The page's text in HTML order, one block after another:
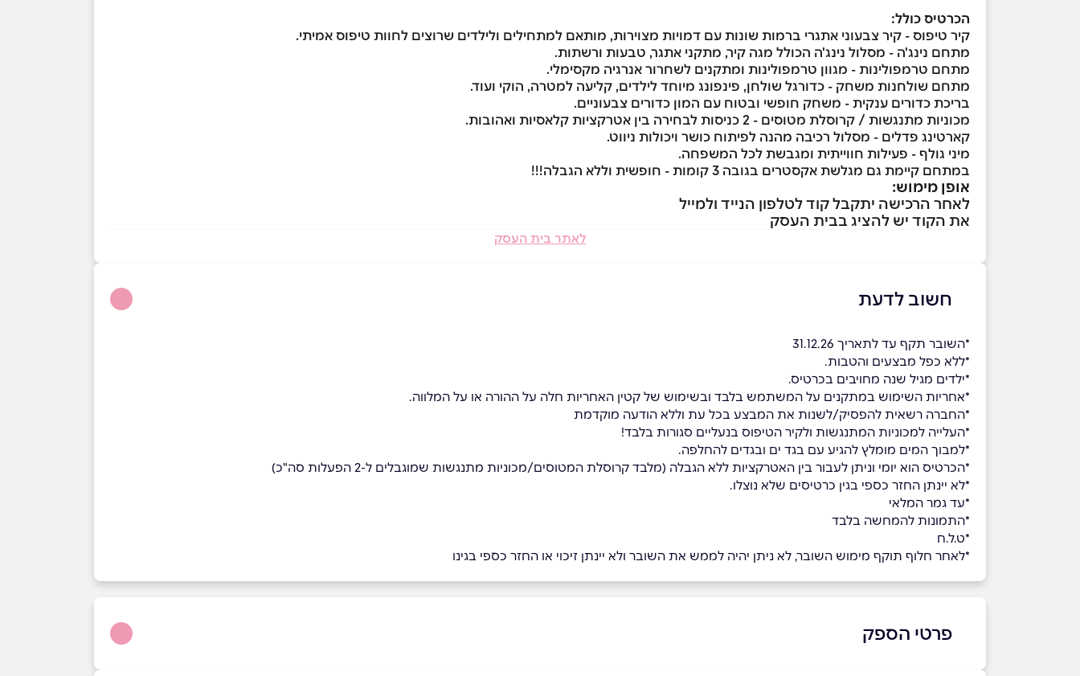
הכרטיס כולל:
קיר טיפוס - קיר צבעוני אתגרי ברמות שונות עם דמויות מצוירות, מותאם למתחילים ולילדים שרוצים לחוות טיפוס אמיתי.
מתחם נינג'ה - מסלול נינג'ה הכולל מגה קיר, מתקני אתגר, טבעות ורשתות.
מתחם טרמפולינות - מגוון טרמפולינות ומתקנים לשחרור אנרגיה מקסימלי.
מתחם שולחנות משחק - כדורגל שולחן, פינפונג מיוחד לילדים, קליעה למטרה, הוקי ועוד.
בריכת כדורים ענקית - משחק חופשי ובטוח עם המון כדורים צבעוניים.
מכוניות מתנגשות / קרוסלת מטוסים - 2 כניסות לבחירה בין אטרקציות קלאסיות ואהובות.
קארטינג פדלים - מסלול רכיבה מהנה לפיתוח כושר ויכולות ניווט.
מיני גולף - פעילות חווייתית ומגבשת לכל המשפחה.
במתחם קיימת גם מגלשת אקסטרים בגובה 3 קומות - חופשית וללא הגבלה!!!
אופן מימוש:
לאחר הרכישה יתקבל קוד לטלפון הנייד ולמייל
את הקוד יש להציג בבית העסק
לאתר בית העסק
חשוב לדעת
*השובר תקף עד לתאריך 31.12.26
*ללא כפל מבצעים והטבות.
*ילדים מגיל שנה מחויבים בכרטיס.
*אחריות השימוש במתקנים על המשתמש בלבד ובשימוש של קטין האחריות חלה על ההורה או על המלווה.
*החברה רשאית להפסיק/לשנות את המבצע בכל עת וללא הודעה מוקדמת
*העלייה למכוניות המתנגשות ולקיר הטיפוס בנעליים סגורות בלבד!
*למבוך המים מומלץ להגיע עם בגד ים ובגדים להחלפה.
*הכרטיס הוא יומי וניתן לעבור בין האטרקציות ללא הגבלה (מלבד קרוסלת המטוסים/מכוניות מתנגשות שמוגבלים ל-2 הפעלות סה"כ)
*לא יינתן החזר כספי בגין כרטיסים שלא נוצלו.
*עד גמר המלאי
*התמונות להמחשה בלבד
*ט.ל.ח
*לאחר חלוף תוקף מימוש השובר, לא ניתן יהיה לממש את השובר ולא יינתן זיכוי או החזר כספי בגינו
פרטי הספק